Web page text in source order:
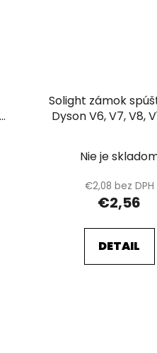
Solight zámok
Dyson V6, V7, V8,
Nie je
€2,08 bez DPH
€2,56
DETAIL